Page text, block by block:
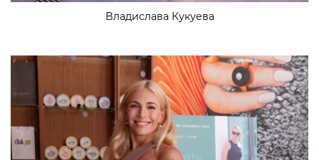
Владислава Кукуева